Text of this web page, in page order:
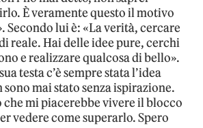
È veramente questo il motivo
Secondo lui è: «La verità, cercare
reale. Hai delle idee pure, cerchi
e realizzare qualcosa di bello».
testa c’è sempre stata l’idea
sono mai stato senza ispirazione.
che mi piacerebbe vivere il blocco
vedere come superarlo. Spero